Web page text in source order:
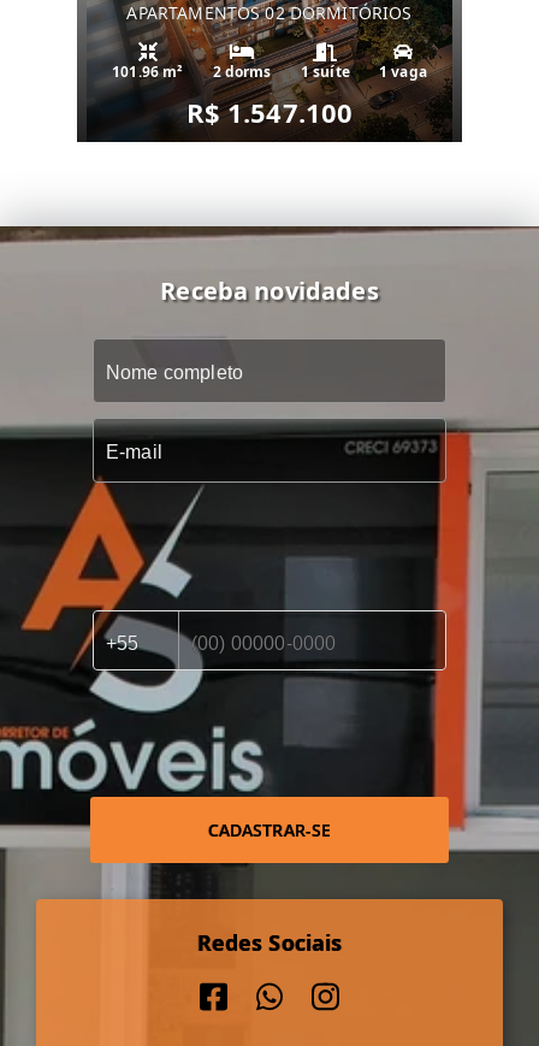
APARTAMENTOS 02 DORMITÓRIOS
101.96 m² 2 dorms 1 suíte 1 vaga
R$ 1.547.100
Receba novidades
CADASTRAR-SE
Redes Sociais